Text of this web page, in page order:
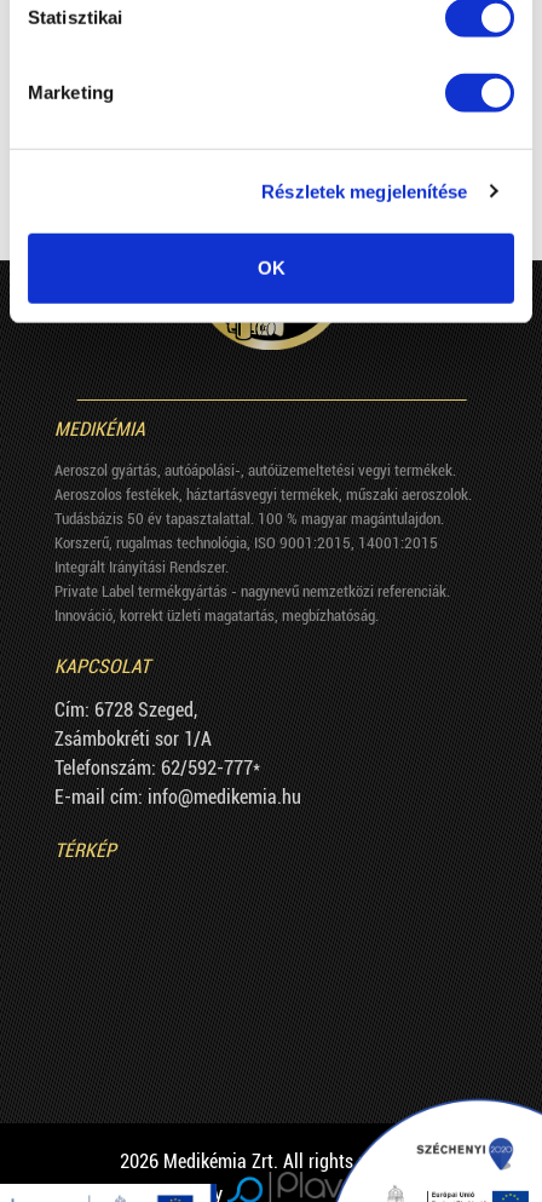
Statisztikai
Marketing
Részletek megjelenítése
OK
tiszteletreméltó és példamutató szereplője,
termékek hírnevének erősítéséhez.
MEDIKÉMIA
Aeroszol gyártás, autóápolási-, autóüzemeltetési vegyi termékek.
Aeroszolos festékek, háztartásvegyi termékek, műszaki aeroszolok.
Tudásbázis 50 év tapasztalattal. 100 % magyar magántulajdon.
Korszerű, rugalmas technológia, ISO 9001:2015, 14001:2015
Integrált Irányítási Rendszer.
Private Label termékgyártás - nagynevű nemzetközi referenciák.
Innováció, korrekt üzleti magatartás, megbízhatóság.
KAPCSOLAT
Cím: 6728 Szeged,
Zsámbokréti sor 1/A
Telefonszám: 62/592-777*
E-mail cím: info@medikemia.hu
TÉRKÉP
2026 Medikémia Zrt. All rights reserved
Created by